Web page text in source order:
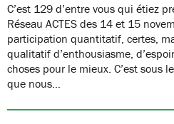
C’est 129 d’entre vous qui étiez
Réseau ACTES des 14 et 15
participation quantitatif, certes,
qualitatif d’enthousiasme,
choses pour le mieux. C’est sous
que nous…